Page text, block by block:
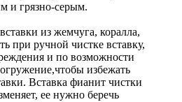
и грязно-серым.
из жемчуга, коралла,
при ручной чистке вставку,
и по возможности
избежать
Вставка фианит чистки
ее нужно беречь